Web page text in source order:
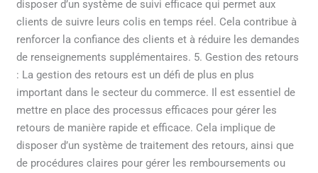
disposer d’un système de suivi efficace qui permet aux
clients de suivre leurs colis en temps réel. Cela contribue à
renforcer la confiance des clients et à réduire les demandes
de renseignements supplémentaires. 5. Gestion des retours
: La gestion des retours est un défi de plus en plus
important dans le secteur du commerce. Il est essentiel de
mettre en place des processus efficaces pour gérer les
retours de manière rapide et efficace. Cela implique de
disposer d’un système de traitement des retours, ainsi que
de procédures claires pour gérer les remboursements ou